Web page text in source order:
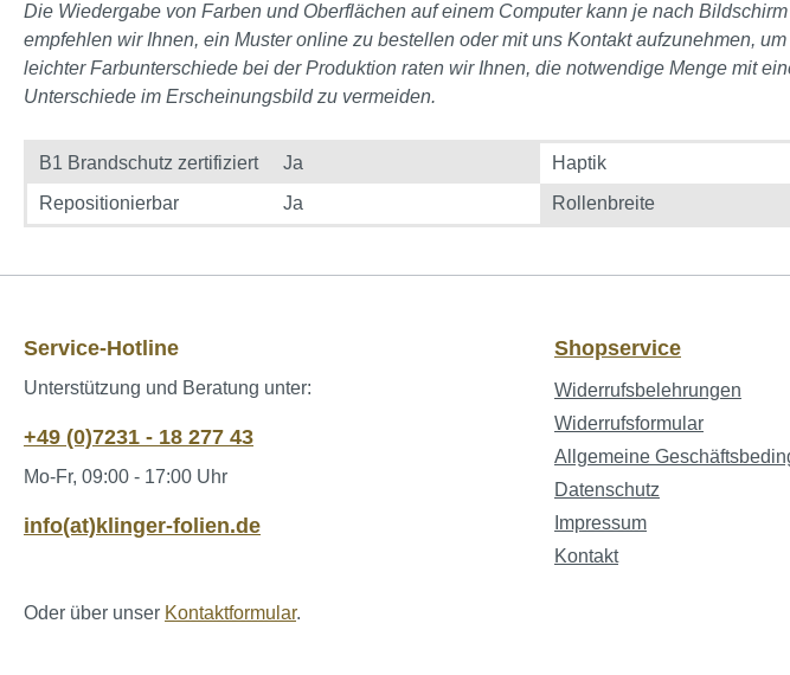
Die Wiedergabe von Farben und Oberflächen auf einem Computer kann je nach
empfehlen wir Ihnen, ein Muster online zu bestellen oder mit uns Kontakt aufzunehmen,
leichter Farbunterschiede bei der Produktion raten wir Ihnen, die notwendige Menge mit
Unterschiede im Erscheinungsbild zu vermeiden.
B1 Brandschutz zertifiziert Ja Haptik
Repositionierbar
Ja Rollenbreite
Service-Hotline
Unterstützung und Beratung unter:
+49 (0)7231 - 18 277 43
Mo-Fr, 09:00 - 17:00 Uhr
info(at)klinger-folien.de
Oder über unser Kontaktformular.
Shopservice
Widerrufsbelehrungen
Widerrufsformular
Allgemeine
Datenschutz
Impressum
Kontakt